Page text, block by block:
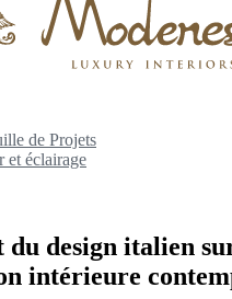
de Projets
et éclairage
design italien
intérieure